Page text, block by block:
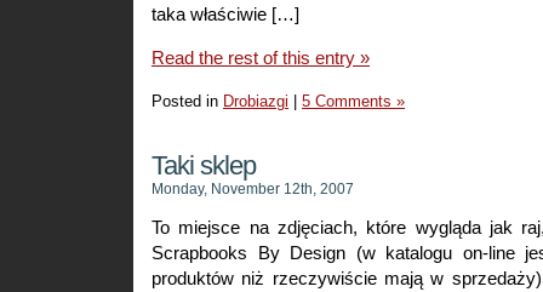
taka właściwie […]
Read the rest of this entry »
Posted in Drobiazgi 5 Comments »
Taki sklep
Monday, November 12th, 2007
To miejsce na zdjęciach, które wygląda jak
Scrapbooks By Design (w katalogu on-line
produktów niż rzeczywiście mają w